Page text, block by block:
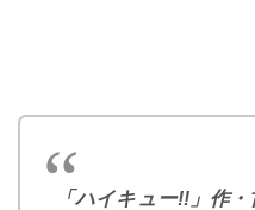
「ハイキュー!!」作・